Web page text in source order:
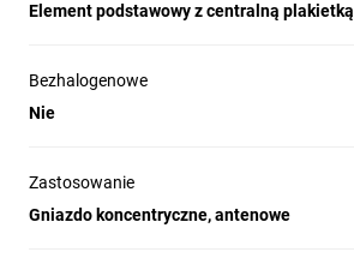
Element podstawowy z centralną plakietką
Bezhalogenowe
Nie
Zastosowanie
Gniazdo koncentryczne, antenowe